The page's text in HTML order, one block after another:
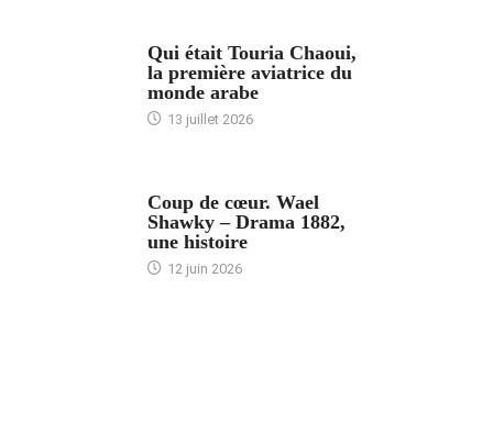
Qui était Touria Chaoui,
la première aviatrice du
monde arabe
13 juillet 2026
Coup de cœur. Wael
Shawky – Drama 1882,
une histoire
12 juin 2026